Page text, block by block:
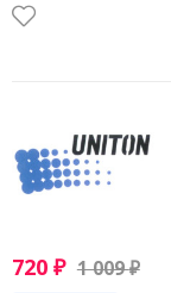
720 ₽ 1 009₽